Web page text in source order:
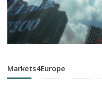
Markets4Europe